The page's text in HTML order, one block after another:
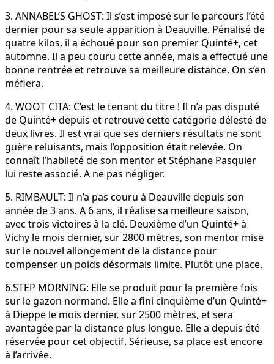
3. ANNABEL’S GHOST: Il s’est imposé sur le parcours l’été
dernier pour sa seule apparition à Deauville. Pénalisé de
quatre kilos, il a échoué pour son premier Quinté+, cet
automne. Il a peu couru cette année, mais a effectué une
bonne rentrée et retrouve sa meilleure distance. On s’en
méfiera.
4. WOOT CITA: C’est le tenant du titre ! Il n’a pas disputé
de Quinté+ depuis et retrouve cette catégorie délesté de
deux livres. Il est vrai que ses derniers résultats ne sont
guère reluisants, mais l’opposition était relevée. On
connaît l’habileté de son mentor et Stéphane Pasquier
lui reste associé. A ne pas négliger.
5. RIMBAULT: Il n’a pas couru à Deauville depuis son
année de 3 ans. A 6 ans, il réalise sa meilleure saison,
avec trois victoires à la clé. Deuxième d’un Quinté+ à
Vichy le mois dernier, sur 2800 mètres, son mentor mise
sur le nouvel allongement de la distance pour
compenser un poids désormais limite. Plutôt une place.
6.STEP MORNING: Elle se produit pour la première fois
sur le gazon normand. Elle a fini cinquième d’un Quinté+
à Dieppe le mois dernier, sur 2500 mètres, et sera
avantagée par la distance plus longue. Elle a depuis été
réservée pour cet objectif. Sérieuse, sa place est encore
à l’arrivée.